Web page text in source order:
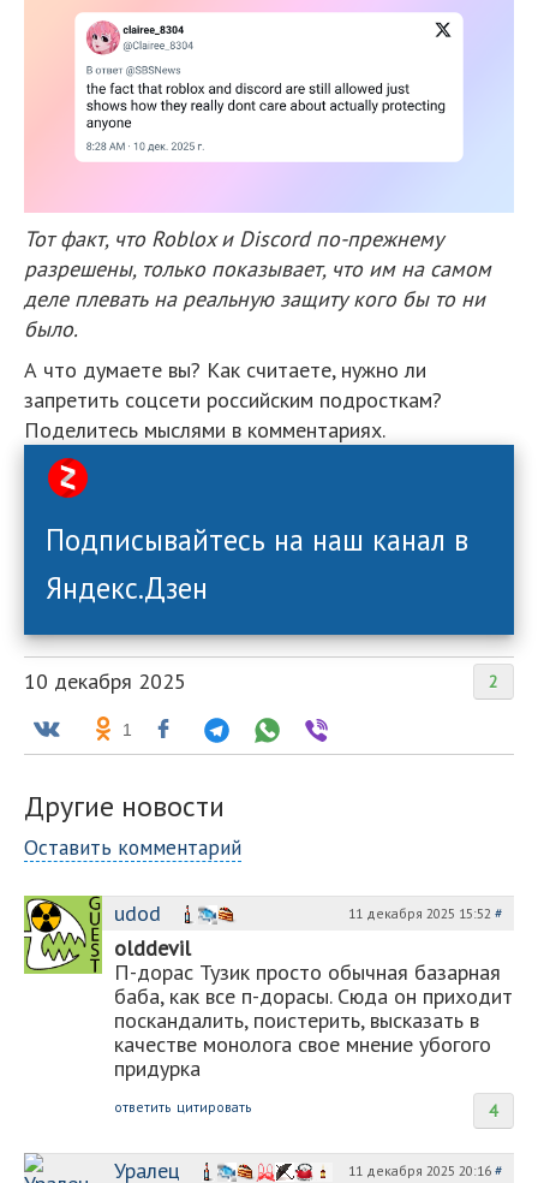
Тот факт, что Roblox и Discord по-прежнему
разрешены, только показывает, что им на самом
деле плевать на реальную защиту кого бы то ни
было.
А что думаете вы? Как считаете, нужно ли
запретить соцсети российским подросткам?
Поделитесь мыслями в комментариях.
Подписывайтесь на наш канал в
Яндекс.Дзен
2
10 декабря 2025
1
Другие новости
Оставить комментарий
udod 11 декабря 2025 15:52 #
olddevil
П-дорас Тузик просто обычная базарная
баба, как все п-дорасы. Сюда он приходит
поскандалить, поистерить, высказать в
качестве монолога свое мнение убогого
придурка
4
ответить цитировать
Уралец 11 декабря 2025 20:16 #